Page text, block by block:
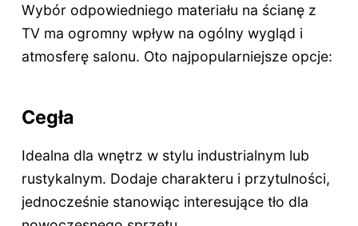
Wybór odpowiedniego materiału na ścianę z
TV ma ogromny wpływ na ogólny wygląd i
atmosferę salonu. Oto najpopularniejsze opcje:
Cegła
Idealna dla wnętrz w stylu industrialnym lub
rustykalnym. Dodaje charakteru i przytulności,
jednocześnie stanowiąc interesujące tło dla